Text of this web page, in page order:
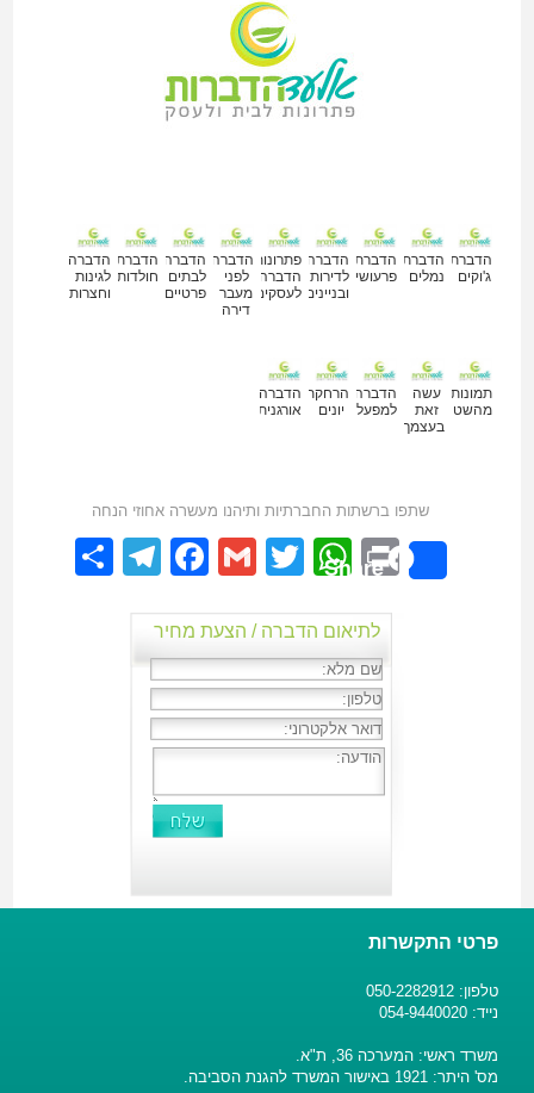
הדברת
ג'וקים
הדברת
נמלים
הדברת
פרעושים
הדברה
לדירות
ובניינים
פתרונות
הדברה
לעסקים
הדברה
לפני
מעבר
דירה
הדברה
לבתים
פרטיים
הדברת
חולדות
הדברה
לגינות
וחצרות
תמונות
מהשטח
עשה
זאת
בעצמך
הדברה
למפעלים
הרחקת
יונים
הדברה
אורגנית
שתפו ברשתות החברתיות ותיהנו מעשרה אחוזי הנחה
Share
Print
WhatsApp
Twitter
Gmail
Facebook
לתיאום הדברה / הצעת מחיר
פרטי התקשרות
טלפון: 050-2282912
נייד: 054-9440020
משרד ראשי: המערכה 36, ת"א.
מס' היתר: 1921 באישור המשרד להגנת הסביבה.